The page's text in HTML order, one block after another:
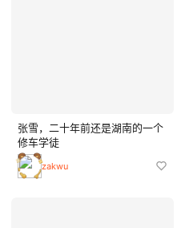
张雪，二十年前还是湖南的一个
修车学徒
zakwu